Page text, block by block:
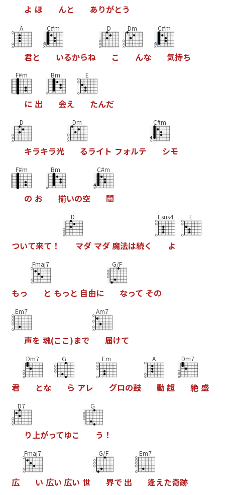
よ ほ んと あ りがとう
A
君と
C#m
いるからね
D
こ
Dm
んな
C#m
気持ち
F#m
に 出
Bm
会え
E
たんだ
D
キラキラ光
Dm
るライ ト フォルテ
C#m
シモ
F#m
の お
Bm
揃いの空
C#m
間
ついて来て ！
D
マダ マダ魔法は続く
Esus4
よ
E
もっ
Fmaj7
と もっ と 自由に
G/F
なって その
Em7
声を 魂(こ こ)まで
Am7
届けて
君
Dm7
とな
G
ら アレ
Em
グロの鼓
A
動 超
Dm7
絶 盛
D7
り 上がってゆこ
G
う ！
広
Fmaj7
い 広い 広い 世
G/F
界で 出
Em7
逢えた奇跡